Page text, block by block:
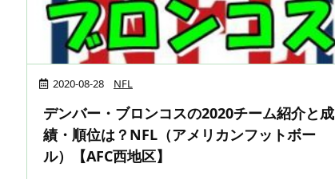
2020-08-28 NFL
デンバー・ブロンコスの2020チーム紹介と成
績・順位は？NFL（アメリカンフットボー
ル）【AFC西地区】